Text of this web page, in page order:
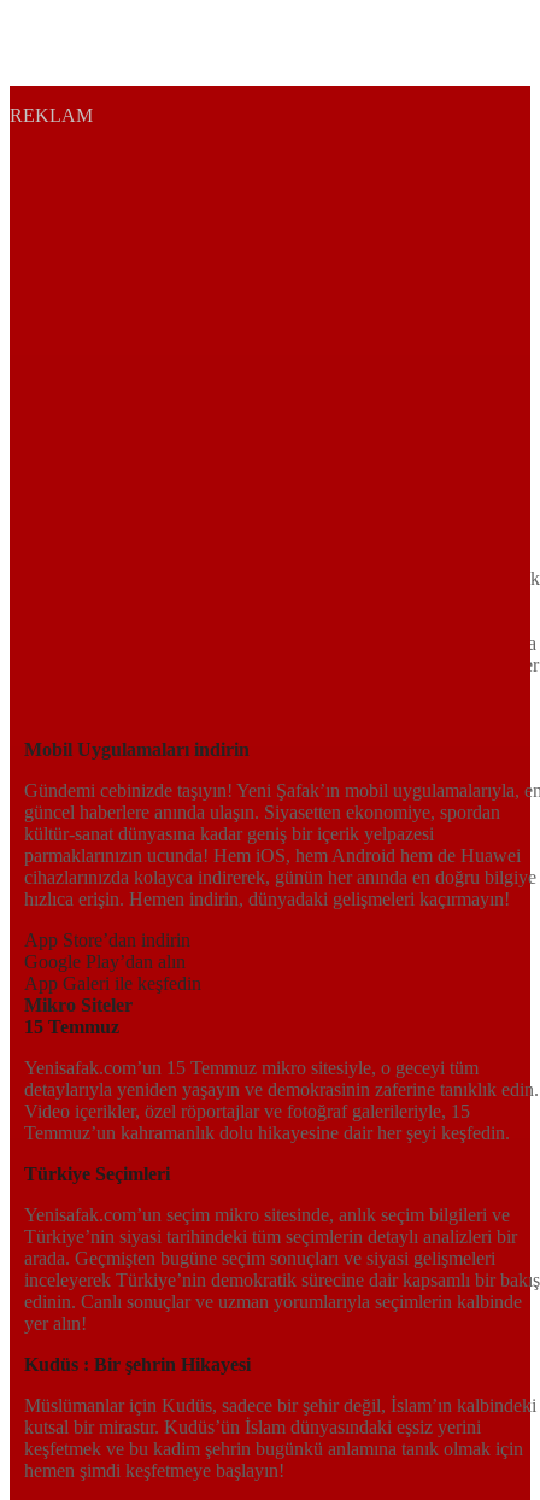
REKLAM
Tarafsız, dinamik ve derinlemesine habercilik anlayışıyla Yeni
bir yelpazede sunduğu haberlerle, hem Türkiye’de hem de dünyada
neler olup bittiğini anında öğrenin. Dijital platformlarıyla her an, her
Mobil Uygulamaları indirin
Gündemi cebinizde taşıyın! Yeni Şafak’ın mobil uygulamalarıyla,
güncel haberlere anında ulaşın. Siyasetten ekonomiye, spordan
kültür-sanat dünyasına kadar geniş bir içerik yelpazesi
parmaklarınızın ucunda! Hem iOS, hem Android hem de Huawei
cihazlarınızda kolayca indirerek, günün her anında en doğru bilgiye
hızlıca erişin. Hemen indirin, dünyadaki gelişmeleri kaçırmayın!
App Store’dan indirin
Google Play’dan alın
App Galeri ile keşfedin
Mikro Siteler
15 Temmuz
Yenisafak.com’un 15 Temmuz mikro sitesiyle, o geceyi tüm
detaylarıyla yeniden yaşayın ve demokrasinin zaferine tanıklık edin.
Video içerikler, özel röportajlar ve fotoğraf galerileriyle, 15
Temmuz’un kahramanlık dolu hikayesine dair her şeyi keşfedin.
Türkiye Seçimleri
Yenisafak.com’un seçim mikro sitesinde, anlık seçim bilgileri ve
Türkiye’nin siyasi tarihindeki tüm seçimlerin detaylı analizleri bir
arada. Geçmişten bugüne seçim sonuçları ve siyasi gelişmeleri
inceleyerek Türkiye’nin demokratik sürecine dair kapsamlı bir bakış
edinin. Canlı sonuçlar ve uzman yorumlarıyla seçimlerin kalbinde
yer alın!
Kudüs : Bir şehrin Hikayesi
Müslümanlar için Kudüs, sadece bir şehir değil, İslam’ın kalbindeki
kutsal bir mirastır. Kudüs’ün İslam dünyasındaki eşsiz yerini
keşfetmek ve bu kadim şehrin bugünkü anlamına tanık olmak için
hemen şimdi keşfetmeye başlayın!